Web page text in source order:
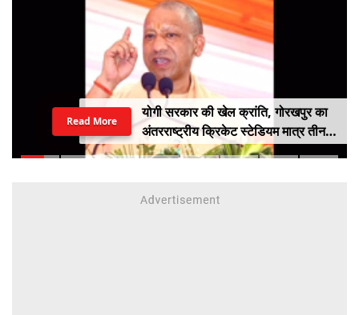
योगी सरकार की खेल क्रांति, गोरखपुर का
अंतरराष्ट्रीय क्रिकेट स्टेडियम मात्र तीन
महीने में लगभग 20% तैयार
Read More